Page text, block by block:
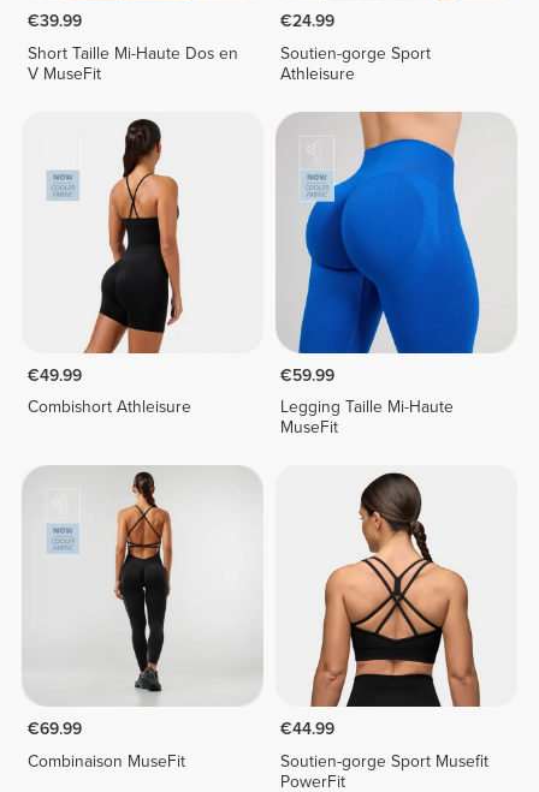
€39.99
Short Taille Mi-Haute Dos en
V MuseFit
€24.99
Soutien-gorge Sport
Athleisure
€49.99
Combishort Athleisure
€59.99
Legging Taille Mi-Haute
MuseFit
€69.99
Combinaison MuseFit
€44.99
Soutien-gorge Sport Musefit
PowerFit